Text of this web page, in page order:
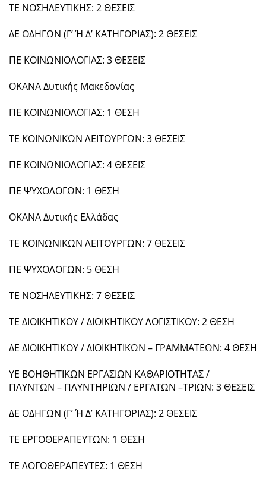
ΤΕ ΝΟΣΗΛΕΥΤΙΚΗΣ: 2 ΘΕΣΕΙΣ
ΔΕ ΟΔΗΓΩΝ (Γ’ Ή Δ’ ΚΑΤΗΓΟΡΙΑΣ): 2 ΘΕΣΕΙΣ
ΠΕ ΚΟΙΝΩΝΙΟΛΟΓΙΑΣ: 3 ΘΕΣΕΙΣ
ΟΚΑΝΑ Δυτικής Μακεδονίας
ΠΕ ΚΟΙΝΩΝΙΟΛΟΓΙΑΣ: 1 ΘΕΣΗ
ΤΕ ΚΟΙΝΩΝΙΚΩΝ ΛΕΙΤΟΥΡΓΩΝ: 3 ΘΕΣΕΙΣ
ΠΕ ΚΟΙΝΩΝΙΟΛΟΓΙΑΣ: 4 ΘΕΣΕΙΣ
ΠΕ ΨΥΧΟΛΟΓΩΝ: 1 ΘΕΣΗ
ΟΚΑΝΑ Δυτικής Ελλάδας
ΤΕ ΚΟΙΝΩΝΙΚΩΝ ΛΕΙΤΟΥΡΓΩΝ: 7 ΘΕΣΕΙΣ
ΠΕ ΨΥΧΟΛΟΓΩΝ: 5 ΘΕΣΗ
ΤΕ ΝΟΣΗΛΕΥΤΙΚΗΣ: 7 ΘΕΣΕΙΣ
ΤΕ ΔΙΟΙΚΗΤΙΚΟΥ / ΔΙΟΙΚΗΤΙΚΟΥ ΛΟΓΙΣΤΙΚΟΥ: 2 ΘΕΣΗ
ΔΕ ΔΙΟΙΚΗΤΙΚΟΥ / ΔΙΟΙΚΗΤΙΚΩΝ – ΓΡΑΜΜΑΤΕΩΝ: 4 ΘΕΣΗ
ΥΕ ΒΟΗΘΗΤΙΚΩΝ ΕΡΓΑΣΙΩΝ ΚΑΘΑΡΙΟΤΗΤΑΣ /
ΠΛΥΝΤΩΝ – ΠΛΥΝΤΗΡΙΩΝ / ΕΡΓΑΤΩΝ –ΤΡΙΩΝ: 3 ΘΕΣΕΙΣ
ΔΕ ΟΔΗΓΩΝ (Γ’ Ή Δ’ ΚΑΤΗΓΟΡΙΑΣ): 2 ΘΕΣΕΙΣ
ΤΕ ΕΡΓΟΘΕΡΑΠΕΥΤΩΝ: 1 ΘΕΣΗ
ΤΕ ΛΟΓΟΘΕΡΑΠΕΥΤΕΣ: 1 ΘΕΣΗ